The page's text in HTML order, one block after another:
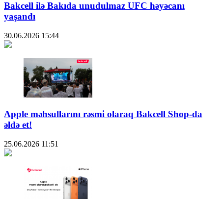
Bakcell ilə Bakıda unudulmaz UFC həyəcanı
yaşandı
30.06.2026 15:44
Apple məhsullarını rəsmi olaraq Bakcell Shop-da
əldə et!
25.06.2026 11:51